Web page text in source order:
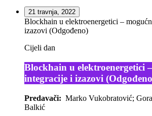
21 travnja, 2022
Blockhain u elektroenergetici –
izazovi (Odgođeno)
Cijeli dan
Blockhain u elektroenergetici
integracije i izazovi
Predavači: Marko Vukobratović;
Balkić